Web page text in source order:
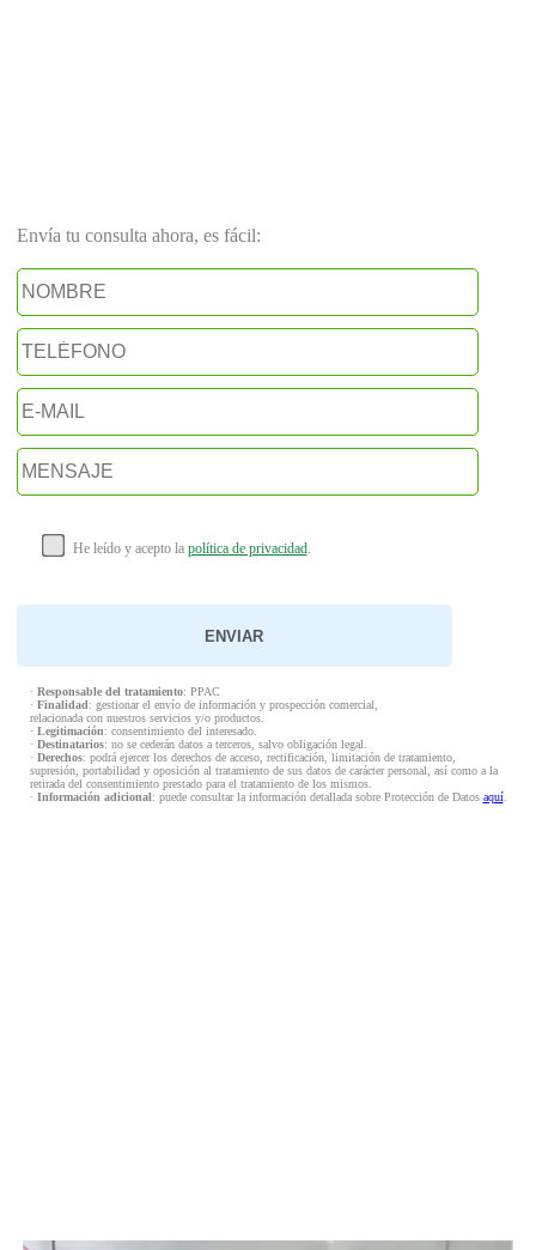
Envía tu consulta ahora, es fácil:
He leído y acepto la política de privacidad.
· Responsable del tratamiento: PPAC
· Finalidad: gestionar el envío de información y prospección comercial,
relacionada con nuestros servicios y/o productos.
· Legitimación: consentimiento del interesado.
· Destinatarios: no se cederán datos a terceros, salvo obligación legal.
· Derechos: podrá ejercer los derechos de acceso, rectificación, limitación de tratamiento,
supresión, portabilidad y oposición al tratamiento de sus datos de carácter personal, así como a la
retirada del consentimiento prestado para el tratamiento de los mismos.
· Información adicional: puede consultar la información detallada sobre Protección de Datos aquí.